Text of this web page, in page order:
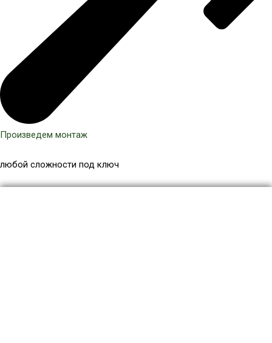
Произведем монтаж
любой сложности под ключ